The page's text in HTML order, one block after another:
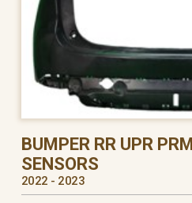
BUMPER RR UPR
SENSORS
2022 - 2023